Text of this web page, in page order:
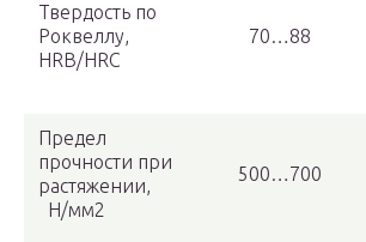
Твердость по
Роквеллу,
HRB/HRC
70…88
Предел
прочности при
растяжении,
Н/мм2
500…700